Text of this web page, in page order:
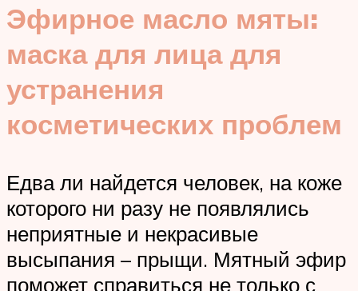
Эфирное масло мяты:
маска для лица для
устранения
косметических проблем
Едва ли найдется человек, на коже
которого ни разу не появлялись
неприятные и некрасивые
высыпания – прыщи. Мятный эфир
поможет справиться не только с